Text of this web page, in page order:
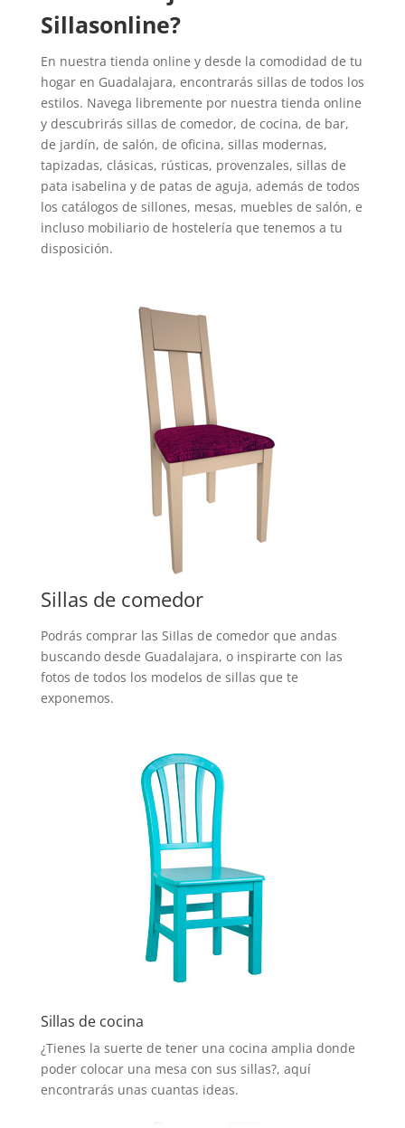
Sillasonline?
En nuestra tienda online y desde la comodidad de tu
hogar en Guadalajara, encontrarás sillas de todos los
estilos. Navega libremente por nuestra tienda online
y descubrirás sillas de comedor, de cocina, de bar,
de jardín, de salón, de oficina, sillas modernas,
tapizadas, clásicas, rústicas, provenzales, sillas de
pata isabelina y de patas de aguja, además de todos
los catálogos de sillones, mesas, muebles de salón, e
incluso mobiliario de hostelería que tenemos a tu
disposición.
Sillas de comedor
Podrás comprar las SiIlas de comedor que andas
buscando desde Guadalajara, o inspirarte con las
fotos de todos los modelos de sillas que te
exponemos.
Sillas de cocina
¿Tienes la suerte de tener una cocina amplia donde
poder colocar una mesa con sus sillas?, aquí
encontrarás unas cuantas ideas.